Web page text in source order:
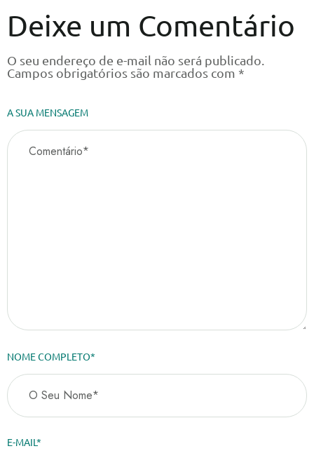
Deixe um Comentário
O seu endereço de e-mail não será publicado.
Campos obrigatórios são marcados com *
A SUA MENSAGEM
NOME COMPLETO*
E-MAIL*